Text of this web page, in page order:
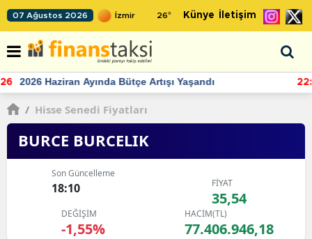
07 Ağustos 2026 26° Künye İletişim
22:24 TCMB'nin rezervlerinde artan momentum devam ediyor
/ Hisse Senedi Fiyatları
BURCE BURCELIK
Son Güncelleme
18:10 FİYAT
35,54
DEĞİŞİM
-1,55%
HACİM(TL)
77.406.946,18